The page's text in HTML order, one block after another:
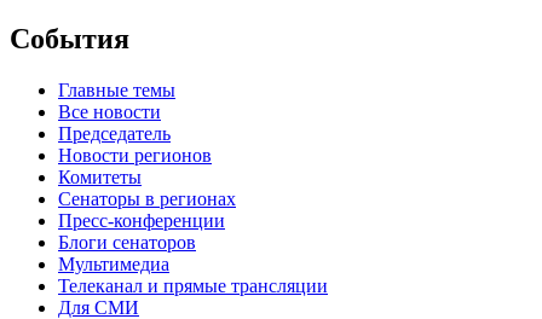
События
Главные темы
Все новости
Председатель
Новости регионов
Комитеты
Сенаторы в регионах
Пресс-конференции
Блоги сенаторов
Мультимедиа
Телеканал и прямые трансляции
Для СМИ